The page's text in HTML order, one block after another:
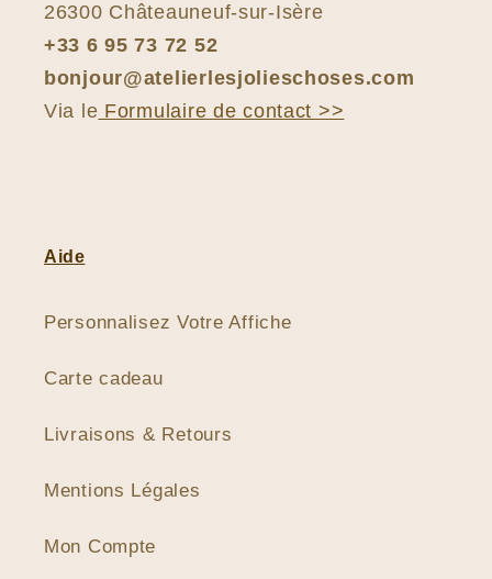
26300 Châteauneuf-sur-Isère
+33 6 95 73 72 52
bonjour@atelierlesjolieschoses.com
Via le Formulaire de contact >>
Aide
Personnalisez Votre Affiche
Carte cadeau
Livraisons & Retours
Mentions Légales
Mon Compte